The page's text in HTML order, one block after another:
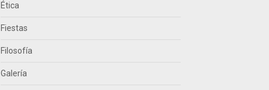
Ética
Fiestas
Filosofía
Galería